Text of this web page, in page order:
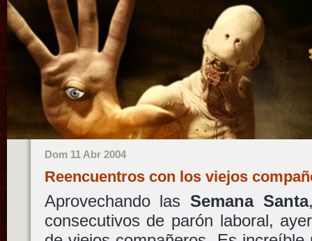
Dom 11 Abr 2004
Reencuentros con los viejos
Aprovechando lasSemana Santa
consecutivos de parón laboral,